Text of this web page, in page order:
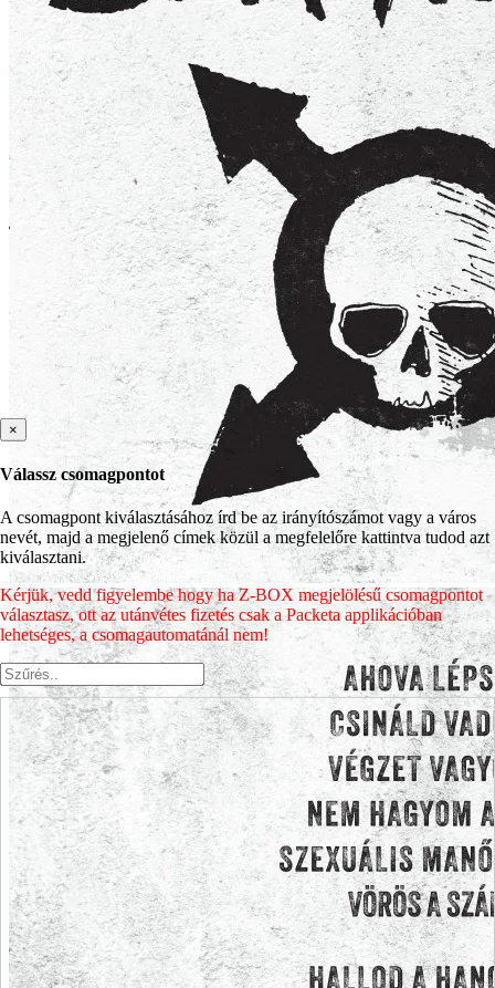
×
Válassz csomagpontot
A csomagpont kiválasztásához írd be az irányítószámot vagy a város
nevét, majd a megjelenő címek közül a megfelelőre kattintva tudod azt
kiválasztani.
Kérjük, vedd figyelembe hogy ha Z-BOX megjelölésű csomagpontot
választasz, ott az utánvétes fizetés csak a Packeta applikációban
lehetséges, a csomagautomatánál nem!